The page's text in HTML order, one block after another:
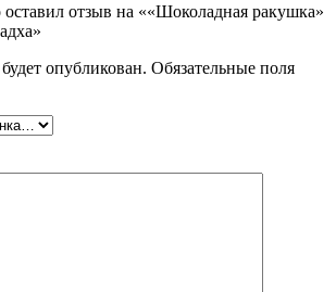
оставил отзыв на ««Шоколадная ракушка»
опубликован. Обязательные поля